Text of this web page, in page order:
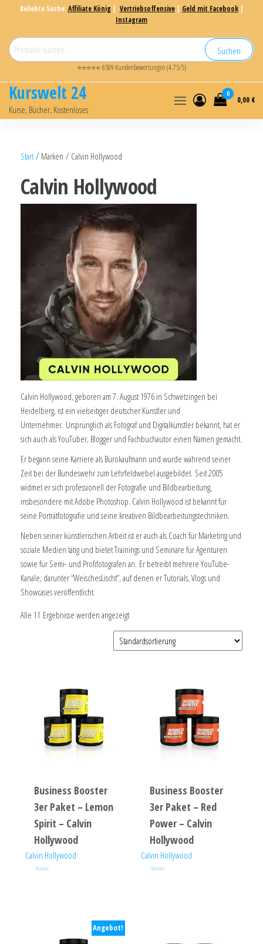
Beliebte Suche:Affiliate König | Vertriebsoffensive| Geld mit Facebook|
Instagram
Suchen
⭐⭐⭐⭐⭐ 6509 Kundenbewertungen (4.75/5)
Kurswelt 24
Kurse, Bücher, Kostenloses
0
0,00 €
Start/ Marken / Calvin Hollywood
Calvin Hollywood
Calvin Hollywood, geboren am 7. August 1976 in Schwetzingen bei
Heidelberg, ist ein vielseitiger deutscher Künstler und
Unternehmer. Ursprünglich als Fotograf und Digitalkünstler bekannt, hat er
sich auch als YouTuber, Blogger und Fachbuchautor einen Namen gemacht.
Er begann seine Karriere als Bürokaufmann und wurde während seiner
Zeit bei der Bundeswehr zum Lehrfeldwebel ausgebildet. Seit 2005
widmet er sich professionell der Fotografie und Bildbearbeitung,
insbesondere mit Adobe Photoshop. Calvin Hollywood ist bekannt für
seine Porträtfotografie und seine kreativen Bildbearbeitungstechniken.
Neben seiner künstlerischen Arbeit ist er auch als Coach für Marketing und
soziale Medien tätig und bietet Trainings und Seminare für Agenturen
sowie für Semi- und Profifotografen an. Er betreibt mehrere YouTube-
Kanäle, darunter “WeischesLischt”, auf denen er Tutorials, Vlogs und
Showcases veröffentlicht.
Alle 11 Ergebnisse werden angezeigt
Business Booster
3er Paket – Lemon
Spirit – Calvin
Hollywood
Calvin Hollywood
Booster
Business Booster
3er Paket – Red
Power – Calvin
Hollywood
Calvin Hollywood
Booster
Angebot!